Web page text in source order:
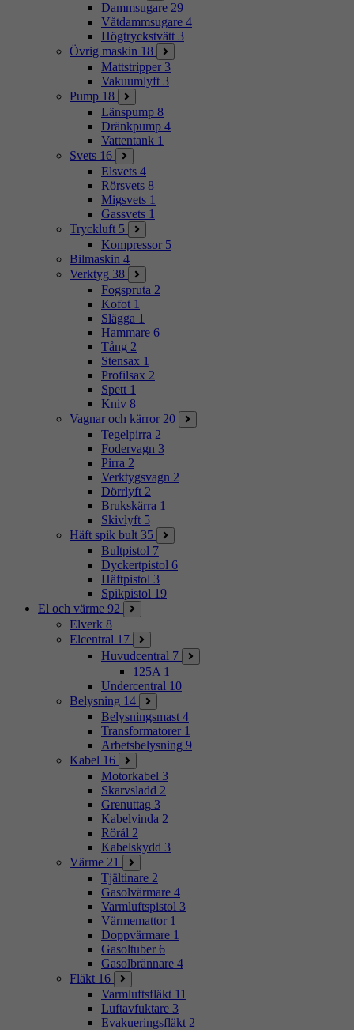
Dammsugare 29
Våtdammsugare 4
Högtryckstvätt 3
Övrig maskin 18
Mattstripper 3
Vakuumlyft 3
Pump 18
Länspump 8
Dränkpump 4
Vattentank 1
Svets 16
Elsvets 4
Rörsvets 8
Migsvets 1
Gassvets 1
Tryckluft 5
Kompressor 5
Bilmaskin 4
Verktyg 38
Fogspruta 2
Kofot 1
Slägga 1
Hammare 6
Tång 2
Stensax 1
Profilsax 2
Spett 1
Kniv 8
Vagnar och kärror 20
Tegelpirra 2
Fodervagn 3
Pirra 2
Verktygsvagn 2
Dörrlyft 2
Brukskärra 1
Skivlyft 5
Häft spik bult 35
Bultpistol 7
Dyckertpistol 6
Häftpistol 3
Spikpistol 19
El och värme 92
Elverk 8
Elcentral 17
Huvudcentral 7
125A 1
Undercentral 10
Belysning 14
Belysningsmast 4
Transformatorer 1
Arbetsbelysning 9
Kabel 16
Motorkabel 3
Skarvsladd 2
Grenuttag 3
Kabelvinda 2
Rörål 2
Kabelskydd 3
Värme 21
Tjältinare 2
Gasolvärmare 4
Varmluftspistol 3
Värmemattor 1
Doppvärmare 1
Gasoltuber 6
Gasolbrännare 4
Fläkt 16
Varmluftsfläkt 11
Luftavfuktare 3
Evakueringsfläkt 2